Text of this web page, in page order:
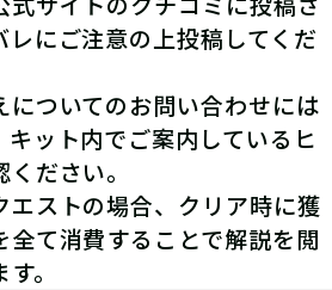
にご注意の上投稿してくだ
についてのお問い合わせには
ット内でご案内しているヒ
ださい。
エストの場合、クリア時に獲
て消費することで解説を閲
。